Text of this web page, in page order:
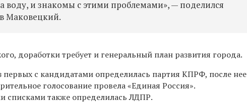
воду, и знакомы с этими проблемами», — поделился
Маковецкий.
доработки требует и генеральный план развития города.
с кандидатами определилась партия КПРФ, после нее
голосование провела «Единая Россия».
списками также определилась ЛДПР.